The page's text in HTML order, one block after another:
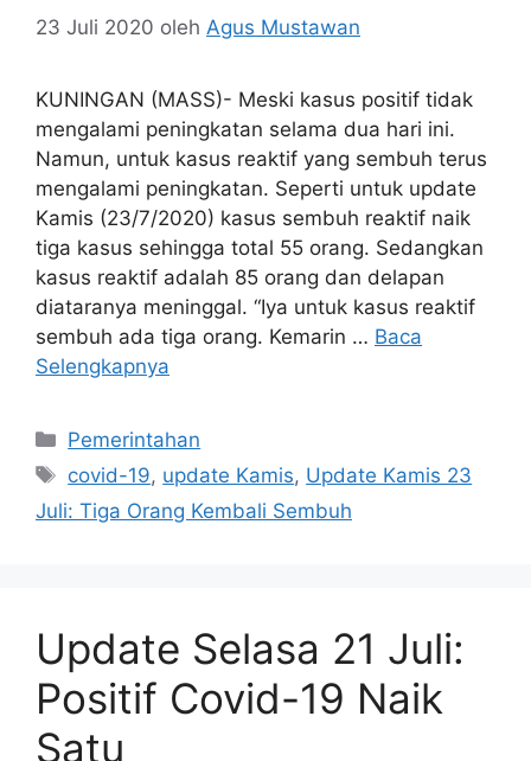
23 Juli 2020 oleh Agus Mustawan
KUNINGAN (MASS)- Meski kasus positif tidak
mengalami peningkatan selama dua hari ini.
Namun, untuk kasus reaktif yang sembuh terus
mengalami peningkatan. Seperti untuk update
Kamis (23/7/2020) kasus sembuh reaktif naik
tiga kasus sehingga total 55 orang. Sedangkan
kasus reaktif adalah 85 orang dan delapan
diataranya meninggal. “Iya untuk kasus reaktif
sembuh ada tiga orang. Kemarin … Baca
Selengkapnya
Kategori
Pemerintahan
Tag
covid-19, update Kamis, Update Kamis 23
Juli: Tiga Orang Kembali Sembuh
Update Selasa 21 Juli:
Positif Covid-19 Naik
Satu